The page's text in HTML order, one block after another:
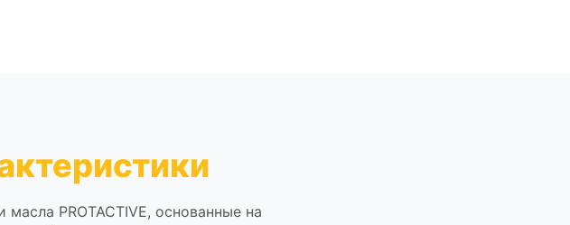
PROTACTIVE, основанные на